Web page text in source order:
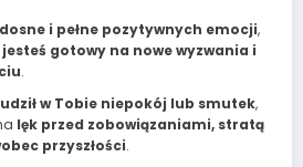
i pełne pozytywnych emocji,
jesteś gotowy na nowe wyzwania i
.
w Tobie niepokój lub smutek,
lęk przed zobowiązaniami, stratą
przyszłości.